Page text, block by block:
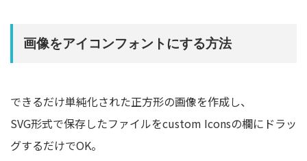
画像をアイコンフォントにする方法
できるだけ単純化された正方形の画像を作成し、
SVG形式で保存したファイルをcustom Iconsの欄にドラッ
グするだけでOK。